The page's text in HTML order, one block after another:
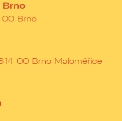
Brno
00 Brno
00 Brno-Maloměřice